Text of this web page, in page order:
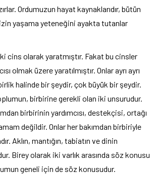
Ordumuzun hayat kaynaklarıdır, bütün
yaşama yeteneğini ayakta tutanlar
cins olarak yaratmıştır. Fakat bu cinsler
olmak üzere yaratılmıştır. Onlar ayrı ayrı
halinde bir şeydir, çok büyük bir şeydir.
birbirine gerekli olan iki unsurudur.
birbirinin yardımcısı, destekçisi, ortağı
değildir. Onlar her bakımdan birbiriyle
Aklın, mantığın, tabiatın ve dinin
Birey olarak iki varlık arasında söz konusu
geneli için de söz konusudur.